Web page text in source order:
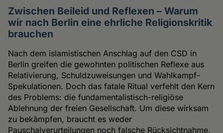
Zwischen Beileid und Reflexen – Warum
wir nach Berlin eine ehrliche Religionskritik
brauchen
Nach dem islamistischen Anschlag auf den CSD in
Berlin greifen die gewohnten politischen Reflexe aus
Relativierung, Schuldzuweisungen und Wahlkampf-
Spekulationen. Doch das fatale Ritual verfehlt den Kern
des Problems: die fundamentalistisch-religiöse
Ablehnung der freien Gesellschaft. Um diese wirksam
zu bekämpfen, braucht es weder
Pauschalverurteilungen noch falsche Rücksichtnahme,